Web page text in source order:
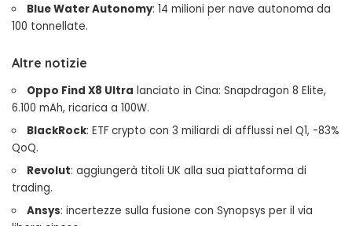
Blue Water Autonomy: 14 milioni per nave autonoma da
100 tonnellate.
Altre notizie
Oppo Find X8 Ultra lanciato in Cina: Snapdragon 8 Elite,
6.100 mAh, ricarica a 100W.
BlackRock: ETF crypto con 3 miliardi di afflussi nel Q1, -83%
QoQ.
Revolut: aggiungerà titoli UK alla sua piattaforma di
trading.
Ansys: incertezze sulla fusione con Synopsys per il via